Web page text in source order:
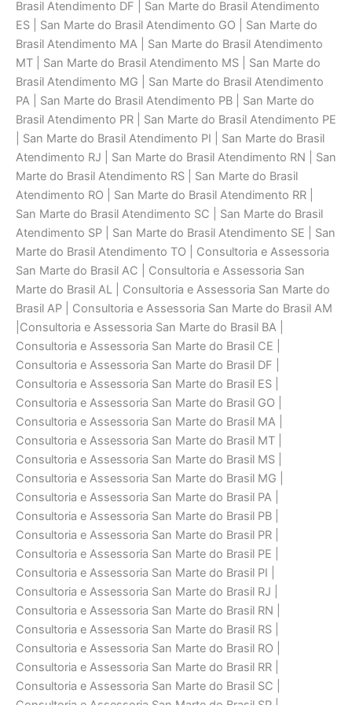
Brasil Atendimento DF | San Marte do Brasil Atendimento
ES | San Marte do Brasil Atendimento GO | San Marte do
Brasil Atendimento MA | San Marte do Brasil Atendimento
MT | San Marte do Brasil Atendimento MS | San Marte do
Brasil Atendimento MG | San Marte do Brasil Atendimento
PA | San Marte do Brasil Atendimento PB | San Marte do
Brasil Atendimento PR | San Marte do Brasil Atendimento PE
| San Marte do Brasil Atendimento PI | San Marte do Brasil
Atendimento RJ | San Marte do Brasil Atendimento RN | San
Marte do Brasil Atendimento RS | San Marte do Brasil
Atendimento RO | San Marte do Brasil Atendimento RR |
San Marte do Brasil Atendimento SC | San Marte do Brasil
Atendimento SP | San Marte do Brasil Atendimento SE | San
Marte do Brasil Atendimento TO | Consultoria e Assessoria
San Marte do Brasil AC | Consultoria e Assessoria San
Marte do Brasil AL | Consultoria e Assessoria San Marte do
Brasil AP | Consultoria e Assessoria San Marte do Brasil AM
|Consultoria e Assessoria San Marte do Brasil BA |
Consultoria e Assessoria San Marte do Brasil CE |
Consultoria e Assessoria San Marte do Brasil DF |
Consultoria e Assessoria San Marte do Brasil ES |
Consultoria e Assessoria San Marte do Brasil GO |
Consultoria e Assessoria San Marte do Brasil MA |
Consultoria e Assessoria San Marte do Brasil MT |
Consultoria e Assessoria San Marte do Brasil MS |
Consultoria e Assessoria San Marte do Brasil MG |
Consultoria e Assessoria San Marte do Brasil PA |
Consultoria e Assessoria San Marte do Brasil PB |
Consultoria e Assessoria San Marte do Brasil PR |
Consultoria e Assessoria San Marte do Brasil PE |
Consultoria e Assessoria San Marte do Brasil PI |
Consultoria e Assessoria San Marte do Brasil RJ |
Consultoria e Assessoria San Marte do Brasil RN |
Consultoria e Assessoria San Marte do Brasil RS |
Consultoria e Assessoria San Marte do Brasil RO |
Consultoria e Assessoria San Marte do Brasil RR |
Consultoria e Assessoria San Marte do Brasil SC |